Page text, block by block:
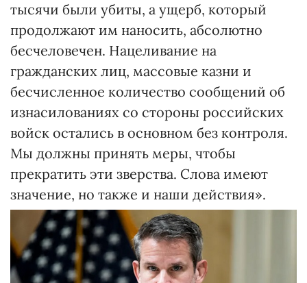
тысячи были убиты, а ущерб, который
продолжают им наносить, абсолютно
бесчеловечен. Нацеливание на
гражданских лиц, массовые казни и
бесчисленное количество сообщений об
изнасилованиях со стороны российских
войск остались в основном без контроля.
Мы должны принять меры, чтобы
прекратить эти зверства. Слова имеют
значение, но также и наши действия».